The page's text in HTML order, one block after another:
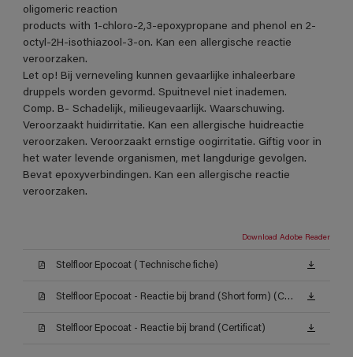
oligomeric reaction
products with 1-chloro-2,3-epoxypropane and phenol en 2-
octyl-2H-isothiazool-3-on. Kan een allergische reactie
veroorzaken.
Let op! Bij verneveling kunnen gevaarlijke inhaleerbare
druppels worden gevormd. Spuitnevel niet inademen.
Comp. B- Schadelijk, milieugevaarlijk. Waarschuwing.
Veroorzaakt huidirritatie. Kan een allergische huidreactie
veroorzaken. Veroorzaakt ernstige oogirritatie. Giftig voor in
het water levende organismen, met langdurige gevolgen.
Bevat epoxyverbindingen. Kan een allergische reactie
veroorzaken.
Download Adobe Reader
Stelfloor Epocoat (Technische fiche)
Stelfloor Epocoat - Reactie bij brand (Short form) (Certificat)
Stelfloor Epocoat - Reactie bij brand (Certificat)